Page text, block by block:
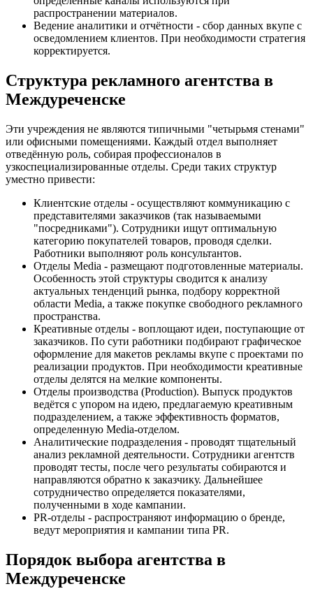
распространении материалов.
Ведение аналитики и отчётности - сбор данных вкупе с
осведомлением клиентов. При необходимости стратегия
корректируется.
Структура рекламного агентства в
Междуреченске
Эти учреждения не являются типичными "четырьмя стенами"
или офисными помещениями. Каждый отдел выполняет
отведённую роль, собирая профессионалов в
узкоспециализированные отделы. Среди таких структур
уместно привести:
Клиентские отделы - осуществляют коммуникацию с
представителями заказчиков (так называемыми
"посредниками"). Сотрудники ищут оптимальную
категорию покупателей товаров, проводя сделки.
Работники выполняют роль консультантов.
Отделы Media - размещают подготовленные материалы.
Особенность этой структуры сводится к анализу
актуальных тенденций рынка, подбору корректной
области Media, а также покупке свободного рекламного
пространства.
Креативные отделы - воплощают идеи, поступающие от
заказчиков. По сути работники подбирают графическое
оформление для макетов рекламы вкупе с проектами по
реализации продуктов. При необходимости креативные
отделы делятся на мелкие компоненты.
Отделы производства (Production). Выпуск продуктов
ведётся с упором на идею, предлагаемую креативным
подразделением, а также эффективность форматов,
определенную Media-отделом.
Аналитические подразделения - проводят тщательный
анализ рекламной деятельности. Сотрудники агентств
проводят тесты, после чего результаты собираются и
направляются обратно к заказчику. Дальнейшее
сотрудничество определяется показателями,
полученными в ходе кампании.
PR-отделы - распространяют информацию о бренде,
ведут мероприятия и кампании типа PR.
Порядок выбора агентства в
Междуреченске